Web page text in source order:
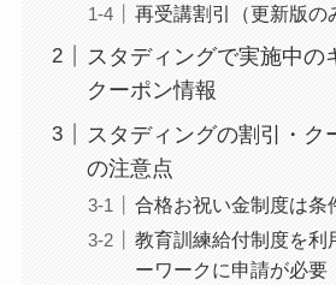
再受講割引（更新版の
スタディングで実施中の
クーポン情報
スタディングの割引・ク
の注意点
合格お祝い金制度は条
教育訓練給付制度を利
ーワークに申請が必要